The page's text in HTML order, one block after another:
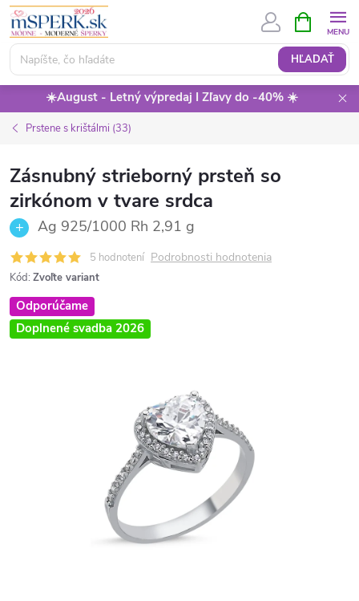
Prejsť
obsah
HĽADAŤ
KOŠÍK
☀️August - Letný výpredaj I Zľavy do -40% ☀️
Prstene s krištálmi (33)
Zásnubný strieborný prsteň so
zirkónom v tvare srdca
Ag 925/1000 Rh 2,91 g
5 hodnotení Podrobnosti hodnotenia
Kód: Zvoľte variant
Odporúčame
Doplnené svadba 2026